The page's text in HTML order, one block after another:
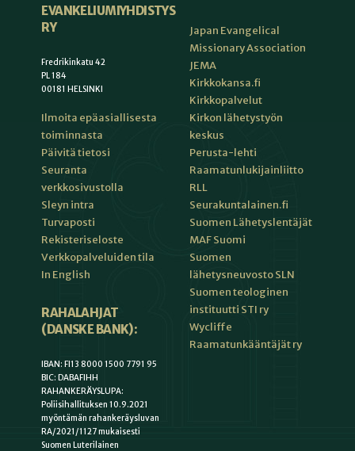
EVANKELIUMIYHDISTYS
RY
Fredrikinkatu 42
PL 184
00181 HELSINKI
Ilmoita epäasiallisesta
toiminnasta
Päivitä tietosi
Seuranta
verkkosivustolla
Sleyn intra
Turvaposti
Rekisteriseloste
Verkkopalveluiden tila
In English
RAHALAHJAT
(DANSKE BANK):
IBAN: FI13 8000 1500 7791 95
BIC: DABAFIHH
RAHANKERÄYSLUPA:
Poliisihallituksen 10.9.2021
myöntämän rahankeräysluvan
RA/2021/1127 mukaisesti
Suomen Luterilainen
Japan Evangelical
Missionary Association
JEMA
Kirkkokansa.fi
Kirkkopalvelut
Kirkon lähetystyön
keskus
Perusta-lehti
Raamatunlukijainliitto
RLL
Seurakuntalainen.fi
Suomen Lähetyslentäjät
MAF Suomi
Suomen
lähetysneuvosto SLN
Suomen teologinen
instituutti STI ry
Wycliffe
Raamatunkääntäjät ry